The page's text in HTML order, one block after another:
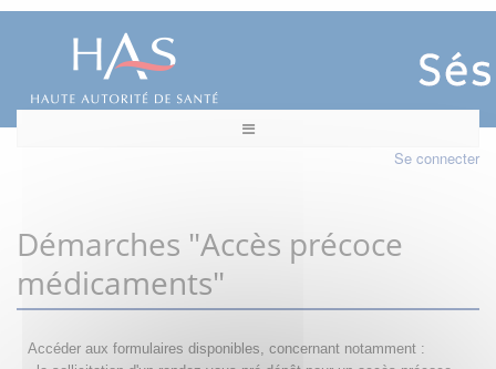
Se connecter
Démarches "Accès précoce
médicaments"
Accéder aux formulaires disponibles, concernant notamment :